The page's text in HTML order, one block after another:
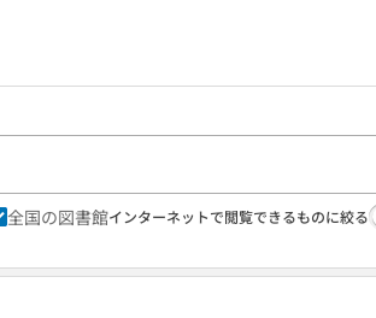
全国の図書館インターネットで閲覧できるものに絞る